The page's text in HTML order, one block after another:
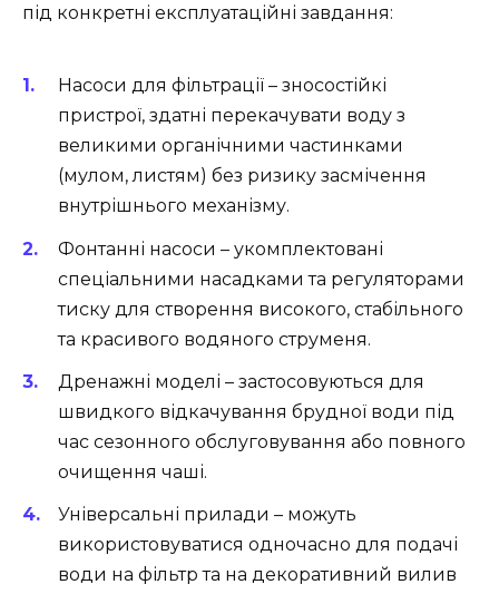
під конкретні експлуатаційні завдання:
Насоси для фільтрації – зносостійкі
пристрої, здатні перекачувати воду з
великими органічними частинками
(мулом, листям) без ризику засмічення
внутрішнього механізму.
Фонтанні насоси – укомплектовані
спеціальними насадками та регуляторами
тиску для створення високого, стабільного
та красивого водяного струменя.
Дренажні моделі – застосовуються для
швидкого відкачування брудної води під
час сезонного обслуговування або повного
очищення чаші.
Універсальні прилади – можуть
використовуватися одночасно для подачі
води на фільтр та на декоративний вилив